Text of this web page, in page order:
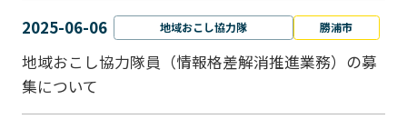
2025-06-06 地域おこし協力隊 勝浦市
地域おこし協力隊員（情報格差解消推進業務）の募
集について